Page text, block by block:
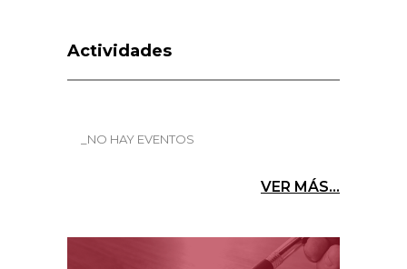
Actividades
_NO HAY EVENTOS
VER MÁS...